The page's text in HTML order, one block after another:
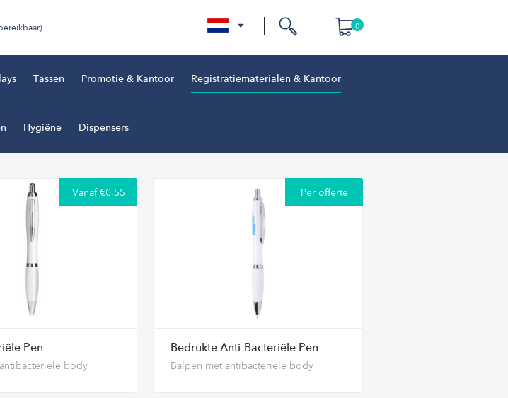
0
Tassen Promotie & Kantoor Registratiematerialen & Kantoor
Hygiëne Dispensers
Vanaf €0,55
Pen
body
Per offerte
Bedrukte Anti-Bacteriële Pen
Balpen met antibacteriele body